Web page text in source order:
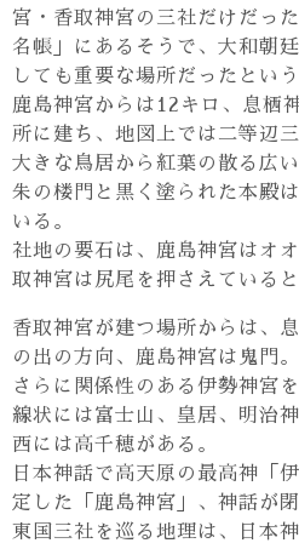
宮・香取神宮の三社だけだっ
名帳」にあるそうで、大和朝
しても重要な場所だったという
鹿島神宮からは12キロ、息栖
所に建ち、地図上では二等辺
大きな鳥居から紅葉の散る広
朱の楼門と黒く塗られた本殿
いる。
社地の要石は、鹿島神宮はオ
取神宮は尻尾を押さえていると
香取神宮が建つ場所からは、
の出の方向、鹿島神宮は鬼門。
さらに関係性のある伊勢神宮
線状には富士山、皇居、明治
西には高千穂がある。
日本神話で高天原の最高神「
定した「鹿島神宮」、神話が
東国三社を巡る地理は、日本